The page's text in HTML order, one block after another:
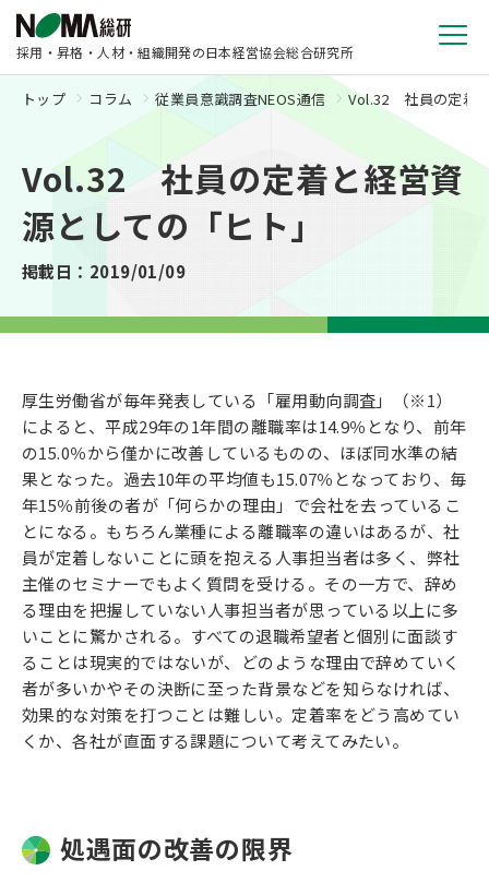
採用・昇格・人材・組織開発の日本経営協会総合研究所
トップ コラム 従業員意識調査NEOS通信 Vol.32 社員の定着
Vol.32 社員の定着と経営資
源としての「ヒト」
掲載日：2019/01/09
厚生労働省が毎年発表している「雇用動向調査」（※1）
によると、平成29年の1年間の離職率は14.9％となり、前年
の15.0％から僅かに改善しているものの、ほぼ同水準の結
果となった。過去10年の平均値も15.07％となっており、毎
年15％前後の者が「何らかの理由」で会社を去っているこ
とになる。もちろん業種による離職率の違いはあるが、社
員が定着しないことに頭を抱える人事担当者は多く、弊社
主催のセミナーでもよく質問を受ける。その一方で、辞め
る理由を把握していない人事担当者が思っている以上に多
いことに驚かされる。すべての退職希望者と個別に面談す
ることは現実的ではないが、どのような理由で辞めていく
者が多いかやその決断に至った背景などを知らなければ、
効果的な対策を打つことは難しい。定着率をどう高めてい
くか、各社が直面する課題について考えてみたい。
処遇面の改善の限界